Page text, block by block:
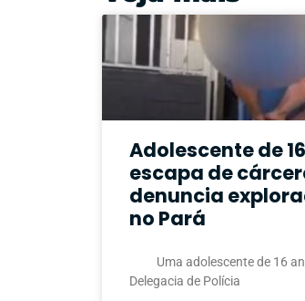
Adolescente de
escapa de
denuncia
no Pará
Uma adolescente de 16
Delegacia de Polícia